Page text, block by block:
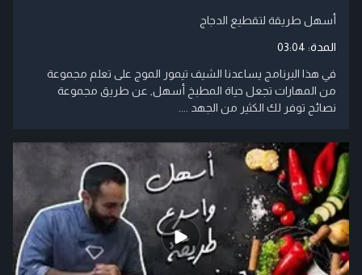
أسهل طريقة لتقطيع الدجاج
المدة: 03:04
في هذا البرنامج يساعدنا الشيف تيمور الموج على تعلم مجموعة
من المهارات تجعل حياة المطبخ أسهل, عن طريق مجموعة
نصائح توفر لك الكثير من الجهد ....